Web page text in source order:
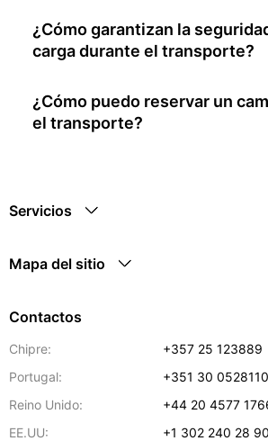
¿Cómo garantizan la
carga durante el transporte?
¿Cómo puedo reservar un
el transporte?
Servicios
Mapa del sitio
Contactos
Chipre:
+357 25 123889
Portugal:
+351 30 0528110
Reino Unido:
+44 20 4577
EE.UU:
+1 302 240 28 90